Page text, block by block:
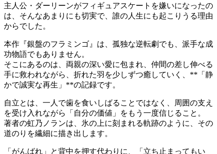
主人公・ダーリーンがフィギュアスケートを嫌いになったの
は、そんなあまりにも切実で、誰の人生にも起こりうる理由
からでした。
本作『銀盤のフラミンゴ』は、孤独な逆転劇でも、派手な成
功物語でもありません。
そこにあるのは、両親の深い愛に包まれ、仲間の差し伸べる
手に救われながら、折れた羽を少しずつ癒していく、**「静
かで誠実な再生」**の記録です。
自立とは、一人で歯を食いしばることではなく、周囲の支え
を受け入れながら「自分の価値」をもう一度信じること。
著者の虹乃ノランは、氷の上に刻まれる軌跡のように、その
道のりを繊細に描き出します。
「がんばれ」と背中を押す代わりに、「立ち止まってもい